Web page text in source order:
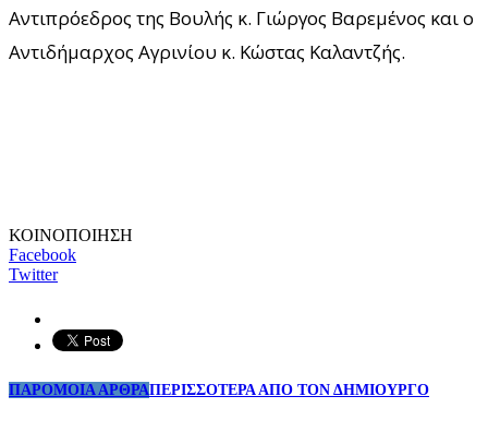
Αντιπρόεδρος της Βουλής κ. Γιώργος Βαρεμένος και ο
Αντιδήμαρχος Αγρινίου κ. Κώστας Καλαντζής.
ΚΟΙΝΟΠΟΙΗΣΗ
Facebook
Twitter
ΠΑΡΟΜΟΙΑ ΑΡΘΡΑΠΕΡΙΣΣΟΤΕΡΑ ΑΠΟ ΤΟΝ ΔΗΜΙΟΥΡΓΟ